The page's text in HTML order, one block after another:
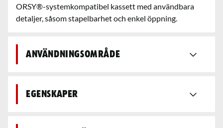
ORSY®-systemkompatibel kassett med användbara
detaljer, såsom stapelbarhet och enkel öppning.
Användningsområde
Egenskaper